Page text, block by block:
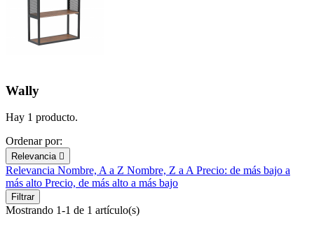
Wally
Hay 1 producto.
Ordenar por:
Relevancia 
Relevancia Nombre, A a Z Nombre, Z a APrecio: de más bajo a
más alto Precio, de más alto a más bajo
Filtrar
Mostrando 1-1 de 1 artículo(s)